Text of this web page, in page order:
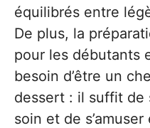
équilibrés entre
De plus, la
pour les débutants
besoin d’être un
dessert : il suffit de
soin et de